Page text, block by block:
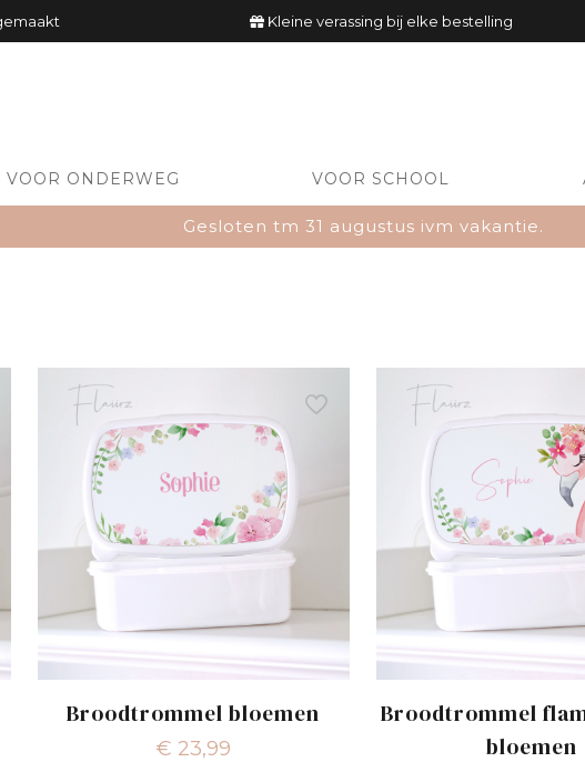
Kleine verassing bij elke bestelling
VOOR ONDERWEG VOOR SCHOOL
Gesloten tm 31 augustus ivm vakantie.
Broodtrommel bloemen
€ 23,99
Broodtrommel
bloemen